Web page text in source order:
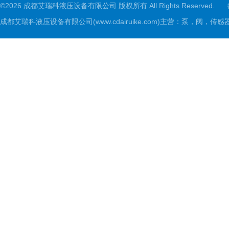
©2026 成都艾瑞科液压设备有限公司 版权所有 All Rights Reserved.
成都艾瑞科液压设备有限公司(www.cdairuike.com)主营：泵，阀，传